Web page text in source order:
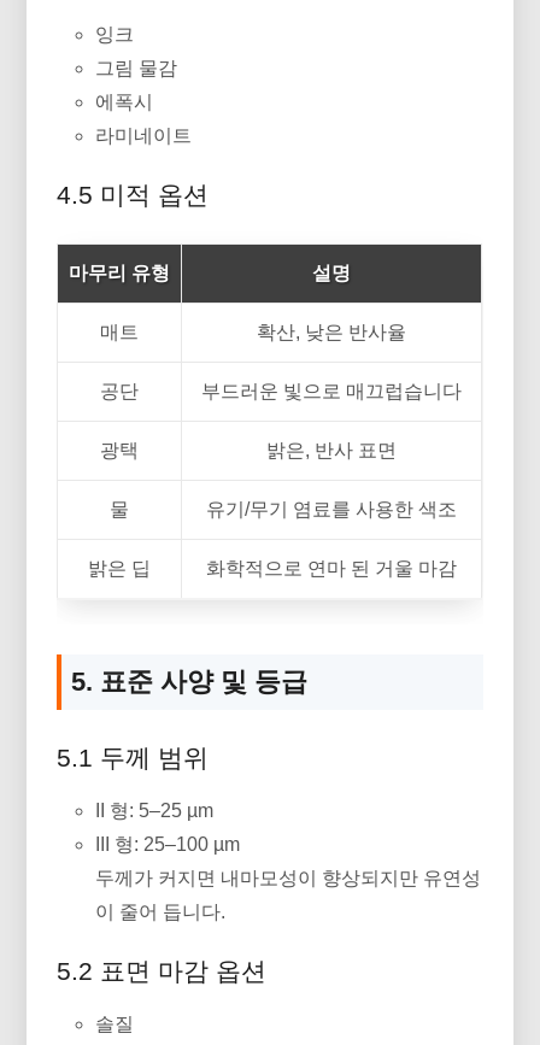
잉크
그림 물감
에폭시
라미네이트
4.5 미적 옵션
마무리 유형 설명
매트 확산, 낮은 반사율
공단 부드러운 빛으로 매끄럽습니다
광택 밝은, 반사 표면
물 유기/무기 염료를 사용한 색조
밝은 딥 화학적으로 연마 된 거울 마감
5. 표준 사양 및 등급
5.1 두께 범위
II 형: 5–25 µm
III 형: 25–100 µm
두께가 커지면 내마모성이 향상되지만 유연성
이 줄어 듭니다.
5.2 표면 마감 옵션
솔질